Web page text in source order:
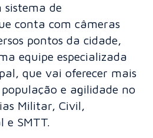
de
conta com câmeras
pontos da cidade,
equipe especializada
que vai oferecer mais
e agilidade no
Militar, Civil,
e SMTT.